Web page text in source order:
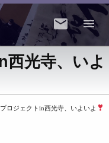
光寺、いよ
ロジェクトin西光寺、いよいよ